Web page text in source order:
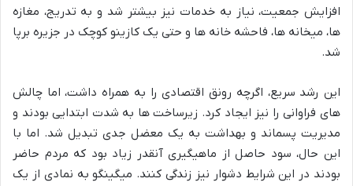
افزایش جمعیت، نیاز به خدمات نیز بیشتر شد و به تدریج، مغازه
ها، میخانه ها، فاحشه خانه ها و حتی یک کازینو کوچک در جزیره برپا
شد.
این رشد سریع، اگرچه رونق اقتصادی را به همراه داشت، اما چالش
های فراوانی را نیز ایجاد کرد. زیرساخت ها به شدت ابتدایی بودند و
مدیریت پسماند و بهداشت به یک معضل جدی تبدیل شد. اما با
این حال، سود حاصل از ماهیگیری آنقدر زیاد بود که مردم حاضر
بودند در این شرایط دشوار نیز زندگی کنند. میگینگو به نمادی از یک